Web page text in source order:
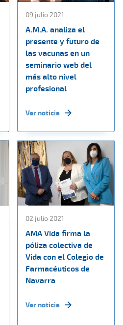
09 julio 2021
A.M.A. analiza el
presente y futuro de
las vacunas en un
seminario web del
más alto nivel
profesional
Ver noticia
02 julio 2021
AMA Vida firma la
póliza colectiva de
Vida con el Colegio de
Farmacéuticos de
Navarra
Ver noticia